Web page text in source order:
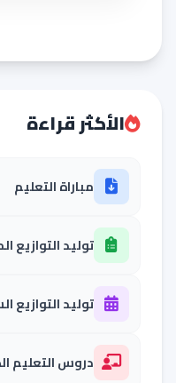
الأكثر قراءة
مباراة التعليم
توليد التوازيع
توليد التوازيع
دروس التعليم